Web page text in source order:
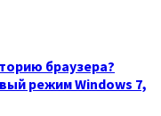
браузера?
режим Windows 7,